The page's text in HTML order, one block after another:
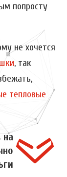
попросту
не хочется
, так
тепловые
на